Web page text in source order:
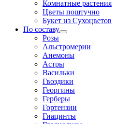
Комнатные растения
Цветы поштучно
Букет из Сухоцветов
По составу
Розы
Альстромерии
Анемоны
Астры
Васильки
Гвоздики
Георгины
Герберы
Гортензии
Гиацинты